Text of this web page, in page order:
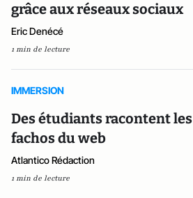
grâce aux réseaux sociaux
Eric Denécé
1 min de lecture
IMMERSION
Des étudiants racontent les
fachos du web
Atlantico Rédaction
1 min de lecture